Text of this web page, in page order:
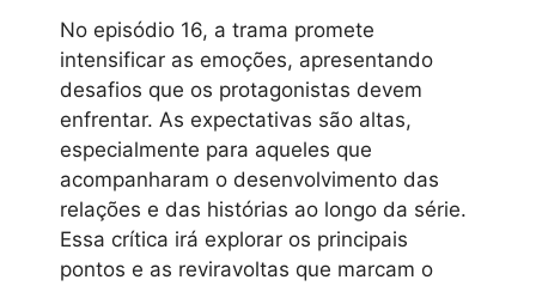
No episódio 16, a trama promete
intensificar as emoções, apresentando
desafios que os protagonistas devem
enfrentar. As expectativas são altas,
especialmente para aqueles que
acompanharam o desenvolvimento das
relações e das histórias ao longo da série.
Essa crítica irá explorar os principais
pontos e as reviravoltas que marcam o